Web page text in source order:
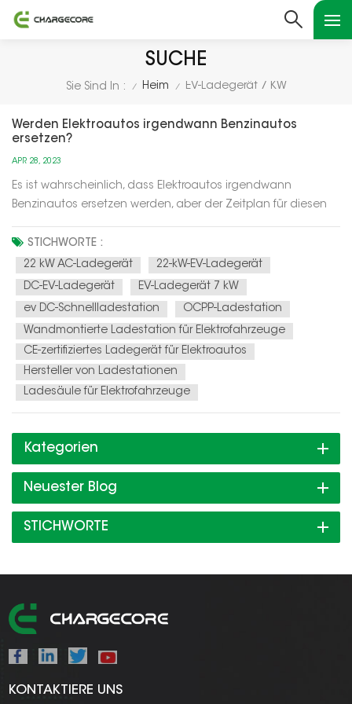
SUCHE
Sie Sind In : / Heim / EV-Ladegerät 7 KW
Werden Elektroautos irgendwann Benzinautos
ersetzen?
APR 28, 2023
Es ist wahrscheinlich, dass Elektroautos irgendwann
Benzinautos ersetzen werden, aber der Zeitplan für diesen
Faktoren wie technologischen Fortschritten,
Regierungsrichtlinien und Verbraucherpräferenzen ab.Einer
der Haupttreiber des Übergangs zu...
STICHWORTE :
22 kW AC-Ladegerät
22-kW-EV-Ladegerät
DC-EV-Ladegerät
EV-Ladegerät 7 kW
ev DC-Schnellladestation
OCPP-Ladestation
Wandmontierte Ladestation für Elektrofahrzeuge
CE-zertifiziertes Ladegerät für Elektroautos
Hersteller von Ladestationen
Ladesäule für Elektrofahrzeuge
Kategorien
Neuester Blog
STICHWORTE
KONTAKTIERE UNS